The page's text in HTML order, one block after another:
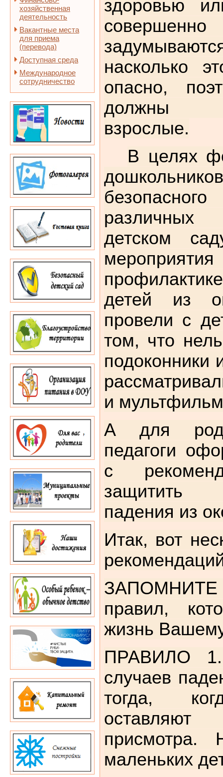
хозяйственная
деятельность
Вакантные места
для приема
(перевода)
Доступная среда
Международное
сотрудничество
здоровью
насколько
опасно,
должны
взрослые.
В целях
различных
детском
детей из
провели с
том, что
подоконники
и
А для
педагоги
с
защитить
падения из
Итак, вот
правил,
жизнь
ПРАВИЛО 1.
случаев
тогда,
присмотра.
маленьких